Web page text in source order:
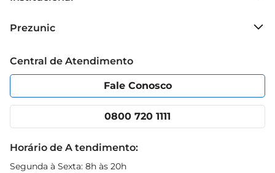
Grupo Cencosud
Política de Privacidade
Portal do fornecedor
Cencosud Media
Prezunic
Código de Ética
App Prezunic
Central de Atendimento
Fale Conosco
0800 720 1111
Horário de A tendimento:
Segunda à Sexta: 8h às 20h